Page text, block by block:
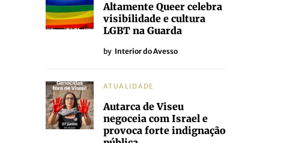
Altamente Queer celebra
visibilidade e cultura
LGBT na Guarda
by Interior do Avesso
ATUALIDADE
Autarca de Viseu
negoceia com Israel e
provoca forte indignação